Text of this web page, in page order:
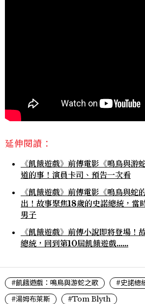
延伸閱讀：
《飢餓遊戲》前傳電影《鳴鳥與游
道的事！演員卡司、預告一次看
《飢餓遊戲》前傳電影《鳴鳥與蛇
出！故事聚焦18歲的史諾總統，當
男子
《飢餓遊戲》前傳小說即將登場！
總統，回到第10屆飢餓遊戲......
#飢餓遊戲：鳴鳥與游蛇之歌
#史諾總
#湯姆布萊斯
#Tom Blyth